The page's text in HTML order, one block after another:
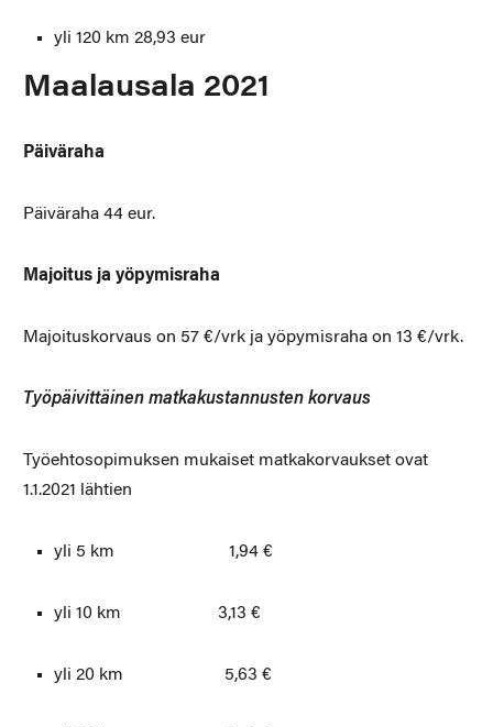
yli 120 km 28,93 eur
Maalausala 2021
Päiväraha
Päiväraha 44 eur.
Majoitus ja yöpymisraha
Majoituskorvaus on 57 €/vrk ja yöpymisraha on 13 €/vrk.
Työpäivittäinen matkakustannusten korvaus
Työehtosopimuksen mukaiset matkakorvaukset ovat
1.1.2021 lähtien
yli 5 km 1,94 €
yli 10 km 3,13 €
yli 20 km 5,63 €